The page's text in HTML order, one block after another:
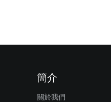
簡介
關於我們